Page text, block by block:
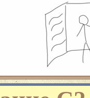
– то вы